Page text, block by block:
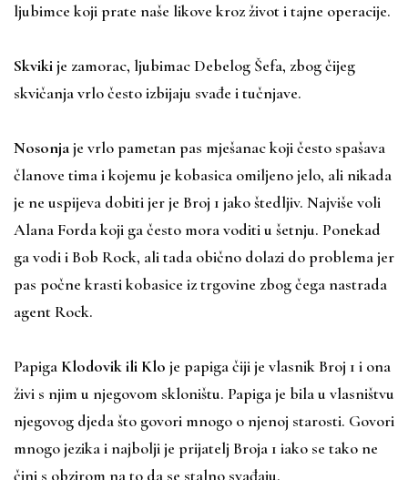
ljubimce koji prate naše likove kroz život i tajne operacije.
Skvikije zamorac, ljubimac Debelog Šefa, zbog čijeg
skvičanja vrlo često izbijaju svađe i tučnjave.
Nosonjaje vrlo pametan pas mješanac koji često spašava
članove tima i kojemu je kobasica omiljeno jelo, ali nikada
je ne uspijeva dobiti jer je Broj 1 jako štedljiv. Najviše voli
Alana Forda koji ga često mora voditi u šetnju. Ponekad
ga vodi i Bob Rock, ali tada obično dolazi do problema jer
pas počne krasti kobasice iz trgovine zbog čega nastrada
agent Rock.
Papiga Klodovik ili Klo je papiga čiji je vlasnik Broj 1 i ona
živi s njim u njegovom skloništu. Papiga je bila u vlasništvu
njegovog djeda što govori mnogo o njenoj starosti. Govori
mnogo jezika i najbolji je prijatelj Broja 1 iako se tako ne
čini s obzirom na to da se stalno svađaju.